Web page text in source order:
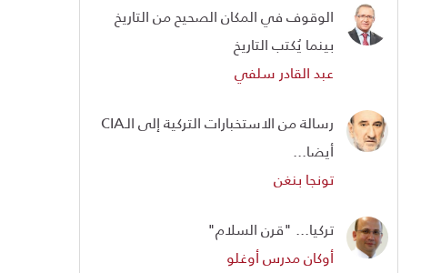
الوقوف في المكان الصحيح من التاريخ
بينما يُكتب التاريخ
عبد القادر سلفي
رسالة من الاستخبارات التركية إلى الـCIA
أيضا...
تونجا بنغن
تركيا... "قرن السلام"
أوكان مدرس أوغلو